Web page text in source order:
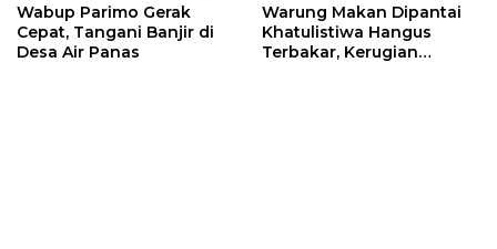
Wabup Parimo Gerak
Cepat, Tangani Banjir di
Desa Air Panas
Warung Makan Dipantai
Khatulistiwa Hangus
Terbakar, Kerugian